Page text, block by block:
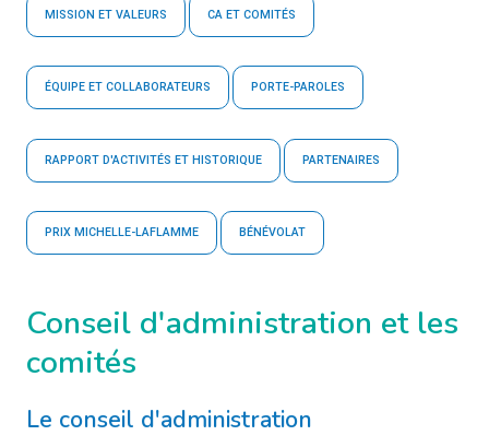
MISSION ET VALEURS CA ET COMITÉS
ÉQUIPE ET COLLABORATEURS PORTE-PAROLES
RAPPORT D'ACTIVITÉS ET HISTORIQUE PARTENAIRES
PRIX MICHELLE-LAFLAMME BÉNÉVOLAT
Conseil d'administration et les
comités
Le conseil d'administration